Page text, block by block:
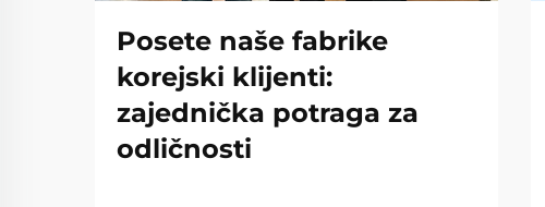
Posete naše fabrike
korejski klijenti:
zajednička potraga za
odličnosti